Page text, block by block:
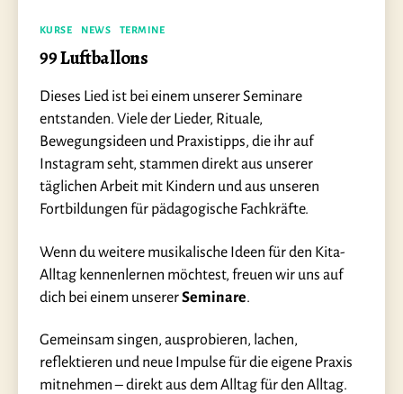
Kategorien
KURSE NEWS TERMINE
99 Luftballons
Dieses Lied ist bei einem unserer Seminare
entstanden. Viele der Lieder, Rituale,
Bewegungsideen und Praxistipps, die ihr auf
Instagram seht, stammen direkt aus unserer
täglichen Arbeit mit Kindern und aus unseren
Fortbildungen für pädagogische Fachkräfte.
Wenn du weitere musikalische Ideen für den Kita-
Alltag kennenlernen möchtest, freuen wir uns auf
dich bei einem unsererSeminare.
Gemeinsam singen, ausprobieren, lachen,
reflektieren und neue Impulse für die eigene Praxis
mitnehmen – direkt aus dem Alltag für den Alltag.